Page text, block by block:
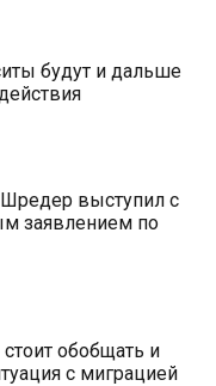
будут и дальше
выступил с
заявлением по
обобщать и
с миграцией